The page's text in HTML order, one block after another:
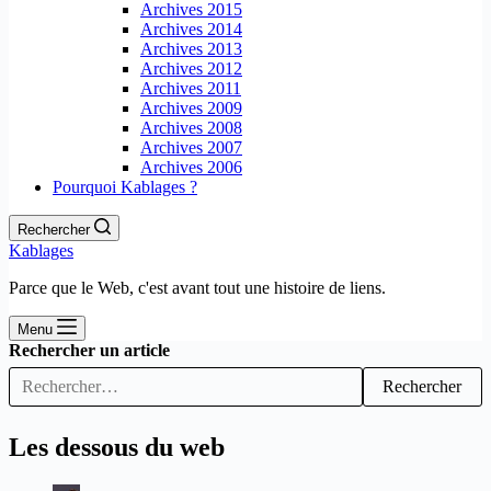
Archives 2015
Archives 2014
Archives 2013
Archives 2012
Archives 2011
Archives 2009
Archives 2008
Archives 2007
Archives 2006
Pourquoi Kablages ?
Rechercher
Kablages
Parce que le Web, c'est avant tout une histoire de liens.
Menu
Rechercher un article
Rechercher
Les dessous du web